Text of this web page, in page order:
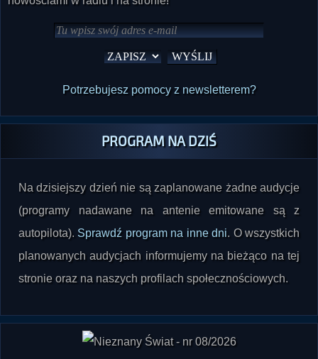
Potrzebujesz pomocy z newsletterem?
PROGRAM NA DZIŚ
Na dzisiejszy dzień nie są zaplanowane żadne audycje
(programy nadawane na antenie emitowane są z
autopilota). Sprawdź program na inne dni. O wszystkich
planowanych audycjach informujemy na bieżąco na tej
stronie oraz na naszych profilach społecznościowych.